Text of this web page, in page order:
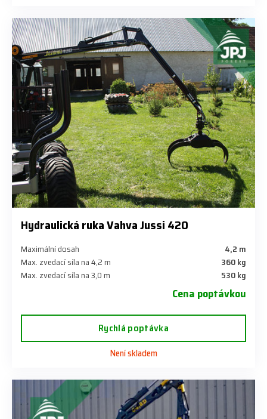
Hydraulická ruka Vahva Jussi 420
Maximální dosah
4,2 m
Max. zvedací síla na 4,2 m
360 kg
Max. zvedací síla na 3,0 m
530 kg
Cena poptávkou
Rychlá poptávka
Není skladem